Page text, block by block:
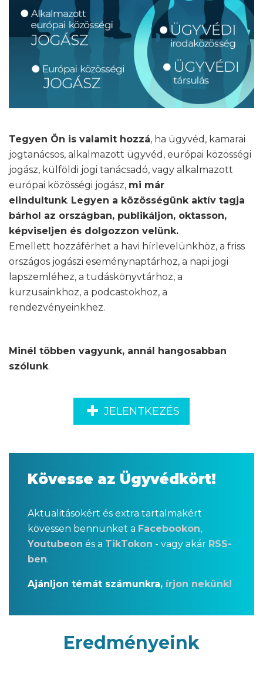
Tegyen Ön is valamit hozzá, ha ügyvéd, kamarai
jogtanácsos, alkalmazott ügyvéd, európai közösségi
jogász, külföldi jogi tanácsadó, vagy alkalmazott
európai közösségi jogász, mi már
elindultunk. Legyen a közösségünk aktív tagja
bárhol az országban, publikáljon, oktasson,
képviseljen és dolgozzon velünk.
Emellett hozzáférhet a havi hírlevelünkhöz, a friss
országos jogászi eseménynaptárhoz, a napi jogi
lapszemléhez, a tudáskönyvtárhoz, a
kurzusainkhoz, a podcastokhoz, a
rendezvényeinkhez.
Minél többen vagyunk, annál hangosabban
szólunk.
JELENTKEZÉS
Kövesse az Ügyvédkört!
Aktualitásokért és extra tartalmakért
kövessen bennünket a Facebookon,
Youtubeon és a TikTokon - vagy akár RSS-
ben.
Ajánljon témát számunkra​, írjon nekünk!
Eredményeink